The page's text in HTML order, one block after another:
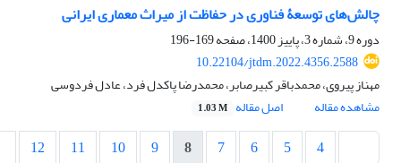
چالش‌های توسعۀ فناوری در حفاظت از میراث معماری ایرانی
دوره 9، شماره 3، پاییز 1400، صفحه
169-196
10.22104/jtdm.2022.4356.2588
مهناز پیروی، محمدباقر کبیرصابر، محمدرضا پاکدل فرد، عادل فردوسی
مشاهده مقاله
اصل مقاله 1.03 M
4
5
6
7
8
9
10
11
12